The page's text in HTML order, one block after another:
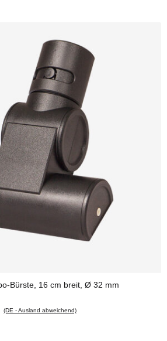
Bürste, 16 cm breit, Ø 32 mm
(DE - Ausland abweichend)